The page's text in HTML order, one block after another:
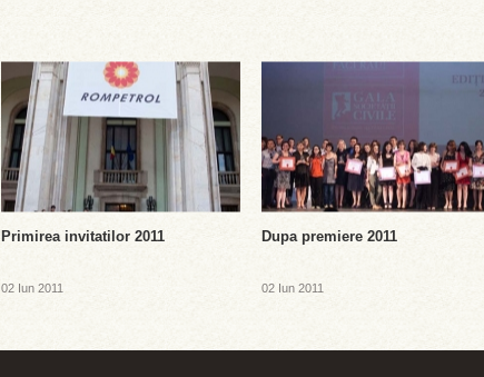
Primirea invitatilor 2011
02 Iun 2011
Dupa premiere 2011
02 Iun 2011